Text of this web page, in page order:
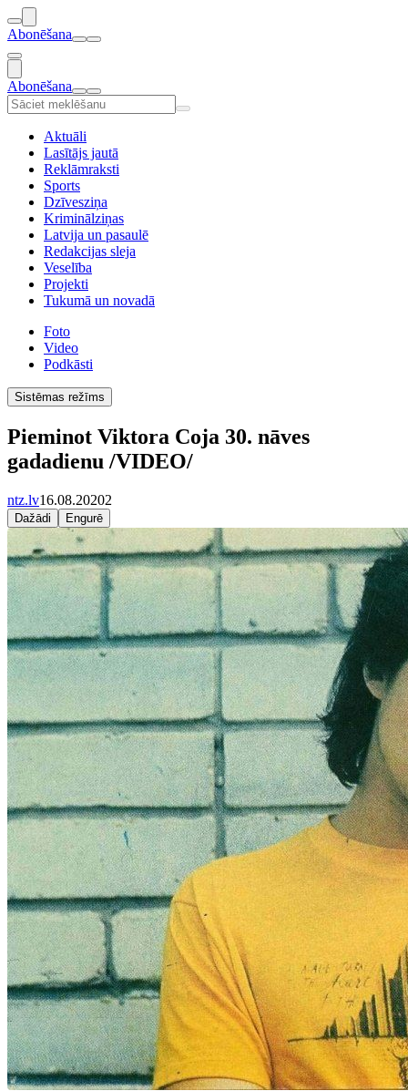
Abonēšana
Abonēšana
Aktuāli
Lasītājs jautā
Reklāmraksti
Sports
Dzīvesziņa
Kriminālziņas
Latvija un pasaulē
Redakcijas sleja
Veselība
Projekti
Tukumā un novadā
Foto
Video
Podkāsti
Sistēmas režīms
Pieminot Viktora Coja 30. nāves
gadadienu /VIDEO/
ntz.lv16.08.20202
Dažādi Engurē